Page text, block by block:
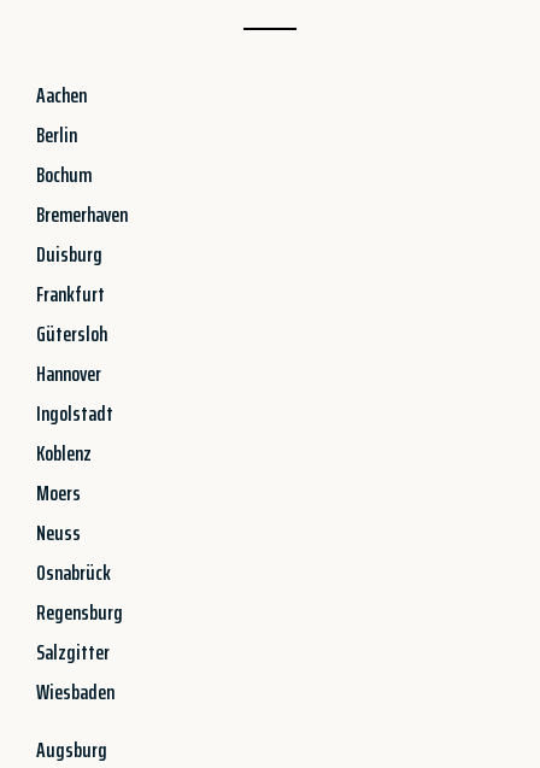
Aachen
Berlin
Bochum
Bremerhaven
Duisburg
Frankfurt
Gütersloh
Hannover
Ingolstadt
Koblenz
Moers
Neuss
Osnabrück
Regensburg
Salzgitter
Wiesbaden
Augsburg